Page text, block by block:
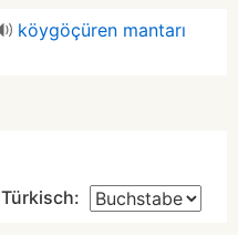
köygöçüren mantarı
Türkisch: